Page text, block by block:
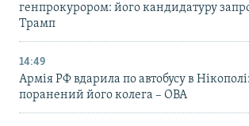
генпрокурором: його кандидатуру
Трамп
14:49
Армія РФ вдарила по автобусу в
поранений його колега – ОВА